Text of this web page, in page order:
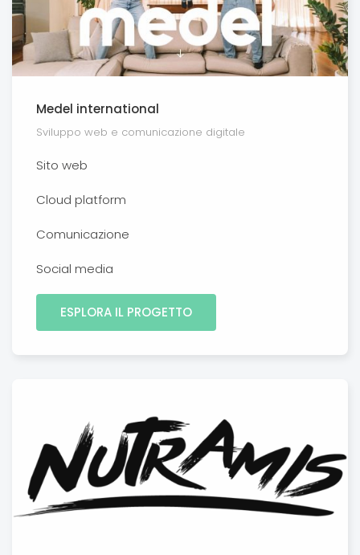
Medel international
Sviluppo web e comunicazione digitale
Sito web
Cloud platform
Comunicazione
Social media
ESPLORA IL PROGETTO